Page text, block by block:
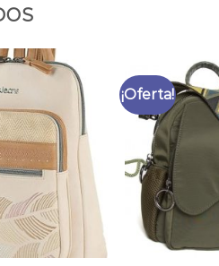
¡Oferta!